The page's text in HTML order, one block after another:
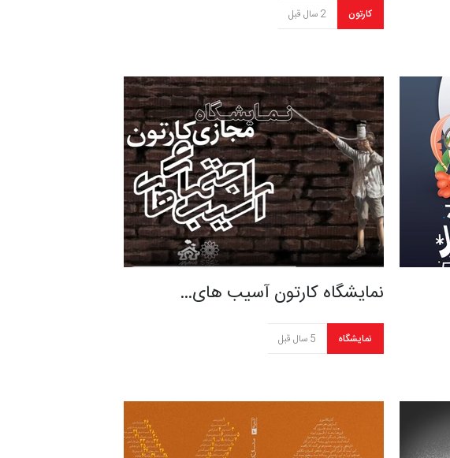
کارتون 2 سال قبل
نمایشگاه کارتون آسیب های…
نمایشگاه 5 سال قبل